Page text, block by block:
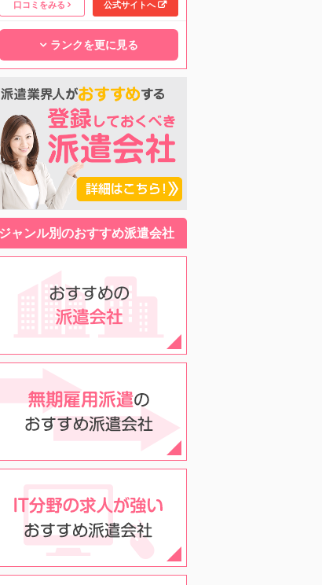
口コミをみる 公式サイトへ
ランクを更に見る
ジャンル別のおすすめ派遣会社